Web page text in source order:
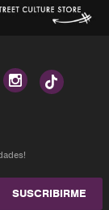

SUSCRIBIRME